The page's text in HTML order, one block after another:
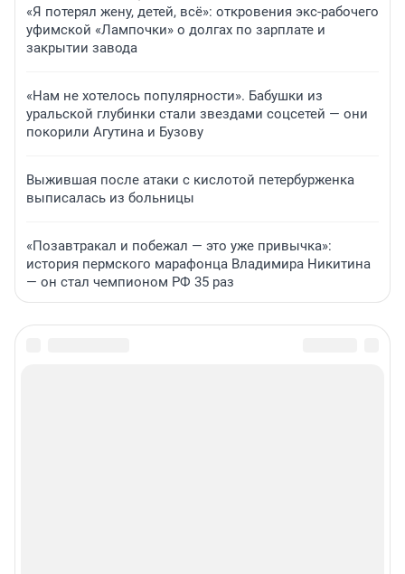
«Я потерял жену, детей, всё»: откровения экс-рабочего
уфимской «Лампочки» о долгах по зарплате и
закрытии завода
«Нам не хотелось популярности». Бабушки из
уральской глубинки стали звездами соцсетей — они
покорили Агутина и Бузову
Выжившая после атаки с кислотой петербурженка
выписалась из больницы
«Позавтракал и побежал — это уже привычка»:
история пермского марафонца Владимира Никитина
— он стал чемпионом РФ 35 раз